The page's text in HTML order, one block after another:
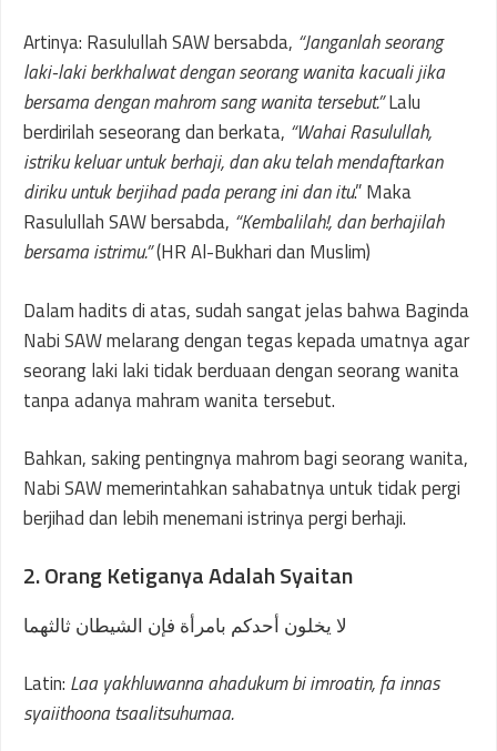
Artinya: Rasulullah SAW bersabda, “Janganlah seorang
laki-laki berkhalwat dengan seorang wanita kacuali jika
bersama dengan mahrom sang wanita tersebut.”Lalu
berdirilah seseorang dan berkata, “Wahai Rasulullah,
istriku keluar untuk berhaji, dan aku telah mendaftarkan
diriku untuk berjihad pada perang ini dan itu.” Maka
Rasulullah SAW bersabda, “Kembalilah!, dan berhajilah
bersama istrimu.”(HR Al-Bukhari dan Muslim)
Dalam hadits di atas, sudah sangat jelas bahwa Baginda
Nabi SAW melarang dengan tegas kepada umatnya agar
seorang laki laki tidak berduaan dengan seorang wanita
tanpa adanya mahram wanita tersebut.
Bahkan, saking pentingnya mahrom bagi seorang wanita,
Nabi SAW memerintahkan sahabatnya untuk tidak pergi
berjihad dan lebih menemani istrinya pergi berhaji.
2. Orang Ketiganya Adalah Syaitan
لا يخلون أحدكم بامرأة فإن الشيطان ثالثهما
Latin: Laa yakhluwanna ahadukum bi imroatin, fa innas
syaiithoona tsaalitsuhumaa.